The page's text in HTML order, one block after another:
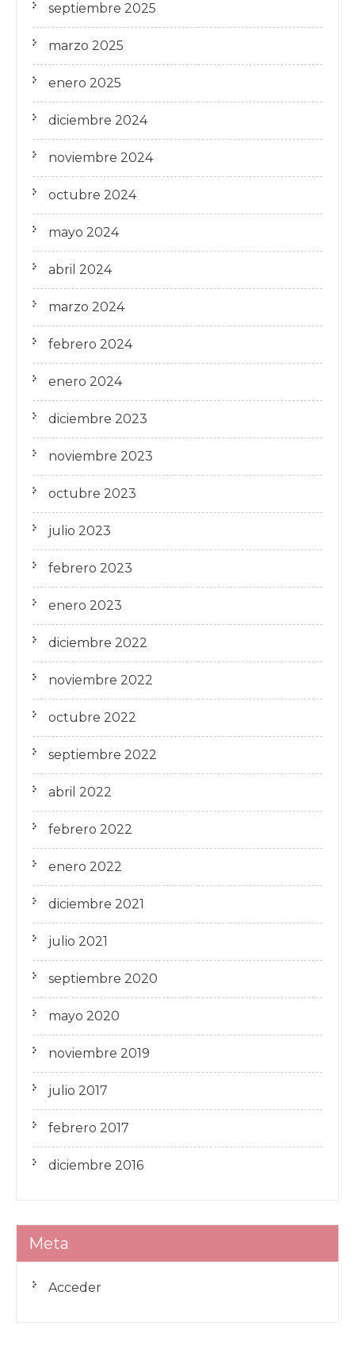
septiembre 2025
marzo 2025
enero 2025
diciembre 2024
noviembre 2024
octubre 2024
mayo 2024
abril 2024
marzo 2024
febrero 2024
enero 2024
diciembre 2023
noviembre 2023
octubre 2023
julio 2023
febrero 2023
enero 2023
diciembre 2022
noviembre 2022
octubre 2022
septiembre 2022
abril 2022
febrero 2022
enero 2022
diciembre 2021
julio 2021
septiembre 2020
mayo 2020
noviembre 2019
julio 2017
febrero 2017
diciembre 2016
Meta
Acceder